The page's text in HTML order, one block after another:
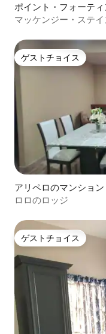
ポイント・フォーテ
ト
マッケンジー・ステ
ゲストチョイス
ゲストチョイス
アリペロのマンション
ロロのロッジ
ゲストチョイス
ゲストチョイス